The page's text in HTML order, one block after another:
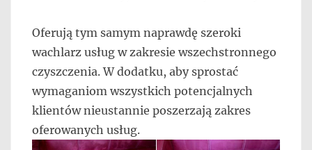
Oferują tym samym naprawdę szeroki
wachlarz usług w zakresie wszechstronnego
czyszczenia. W dodatku, aby sprostać
wymaganiom wszystkich potencjalnych
klientów nieustannie poszerzają zakres
oferowanych usług.